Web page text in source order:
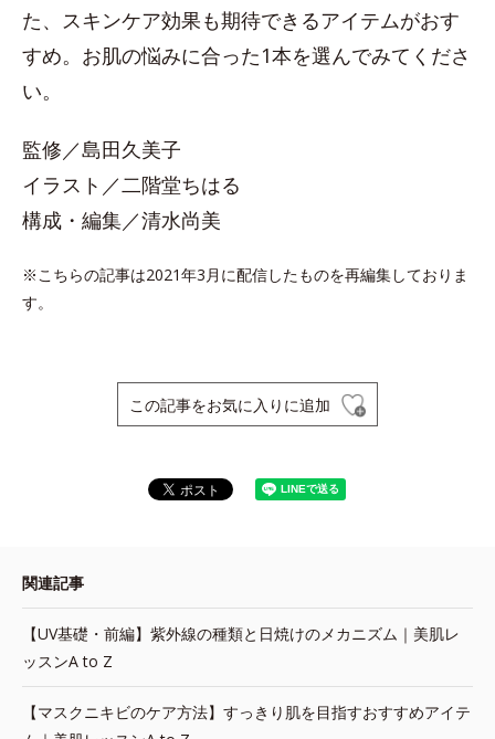
た、スキンケア効果も期待できるアイテムがおす
すめ。お肌の悩みに合った1本を選んでみてくださ
い。
監修／島田久美子
イラスト／二階堂ちはる
構成・編集／清水尚美
※こちらの記事は2021年3月に配信したものを再編集しておりま
す。
この記事をお気に入りに追加
関連記事
【UV基礎・前編】紫外線の種類と日焼けのメカニズム｜美肌レ
ッスンA to Z
【マスクニキビのケア方法】すっきり肌を目指すおすすめアイテ